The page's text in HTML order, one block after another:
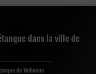
dans la ville de
de Valbonne